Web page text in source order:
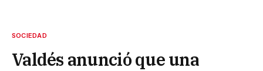
SOCIEDAD
Valdés anunció que una